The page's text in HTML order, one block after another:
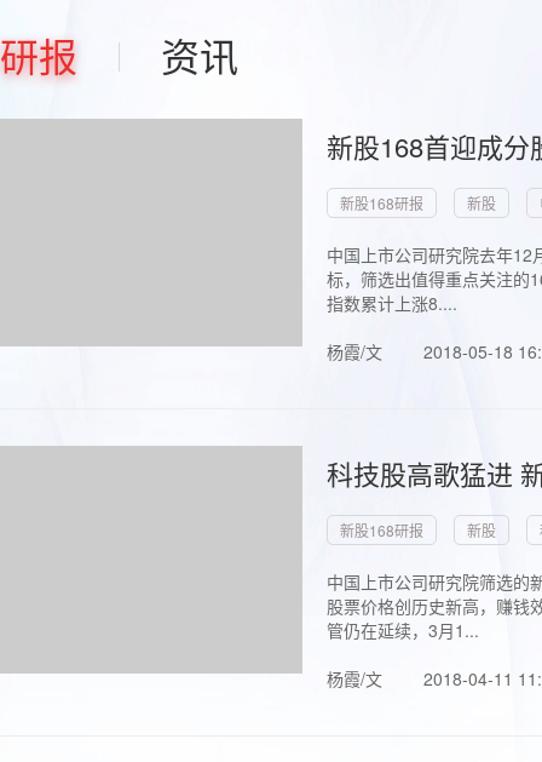
研报 资讯
新股168首迎成
新股168研报 新股
中国上市公司研究院去年
标，筛选出值得重点关注的
指数累计上涨8....
杨霞/文
2018-05-18
科技股高歌猛进
新股168研报 新股
中国上市公司研究院筛选的
股票价格创历史新高，赚钱
管仍在延续，3月1...
杨霞/文
2018-04-11